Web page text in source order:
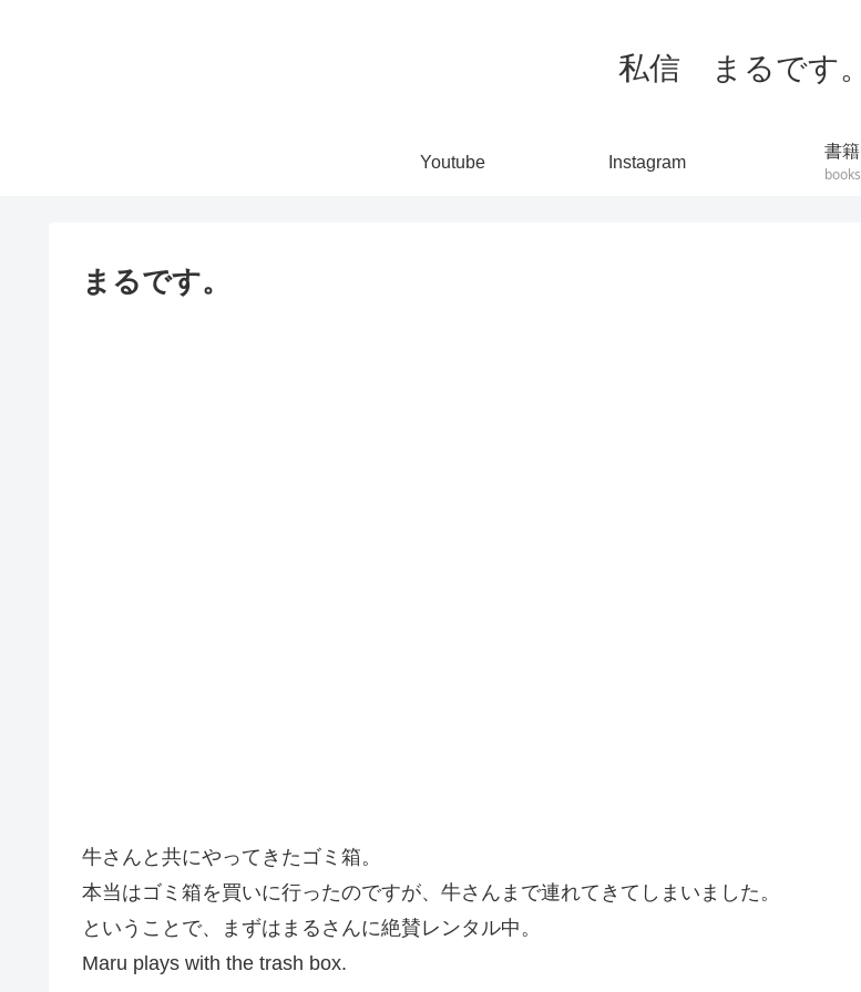
私信 まるです。
Youtube Instagram
書籍
books
まるです。
牛さんと共にやってきたゴミ箱。
本当はゴミ箱を買いに行ったのですが、牛さんまで連れてきてしまいました。
ということで、まずはまるさんに絶賛レンタル中。
Maru plays with the trash box.